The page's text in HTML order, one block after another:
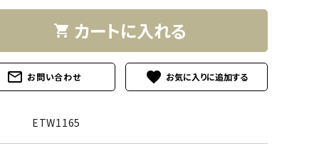
shopping_cart カートに入れる
mail_outline お問い合わせ favorite
ETW1165